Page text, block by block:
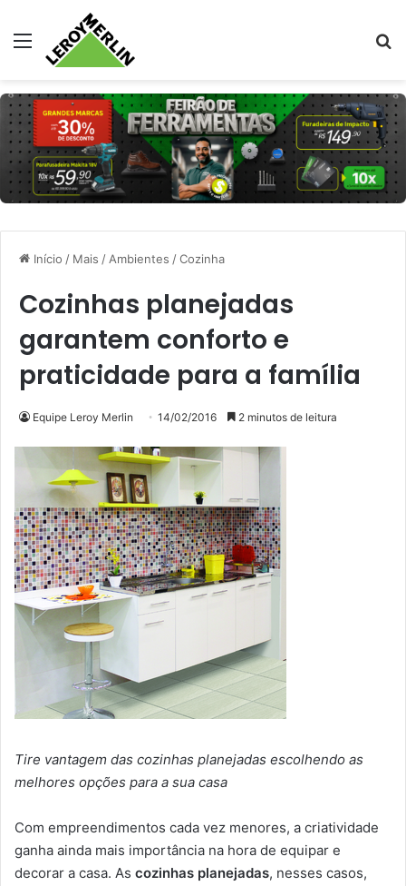
Menu
Início / Mais /Ambientes /Cozinha
Cozinhas planejadas
garantem conforto e
praticidade para a família
Equipe Leroy Merlin 14/02/2016 2 minutos de leitura
Tire vantagem das cozinhas planejadas escolhendo as
melhores opções para a sua casa
Com empreendimentos cada vez menores, a criatividade
ganha ainda mais importância na hora de equipar e
decorar a casa. As cozinhas planejadas, nesses casos,